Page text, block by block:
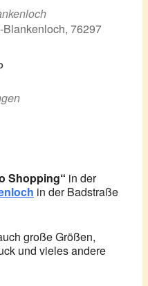
76297
Shopping“ in der
in der Badstraße
große Größen,
und vieles andere